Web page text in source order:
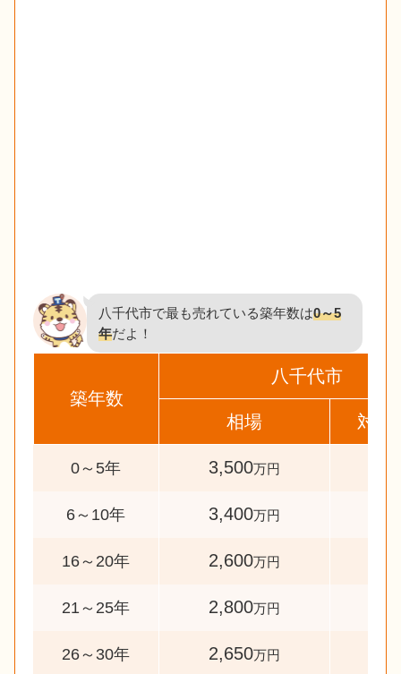
八千代市で最も売れている築年数は0～5
年だよ！
築年数
八千代市
相場 対象
0～5年 3,500万円
6～10年 3,400万円
16～20年 2,600万円
21～25年 2,800万円
26～30年 2,650万円